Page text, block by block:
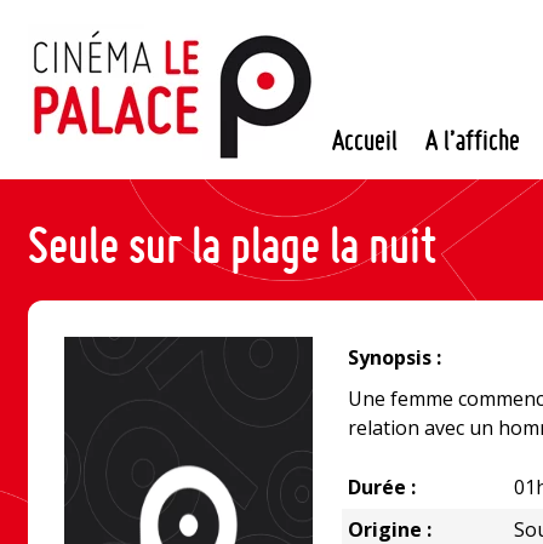
contenu
Accueil A l’affiche
Seule sur la plage la nuit
Synopsis :
Une femme
relation avec un
Durée :
Origine :